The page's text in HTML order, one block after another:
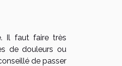
Il faut faire très
de douleurs ou
de passer